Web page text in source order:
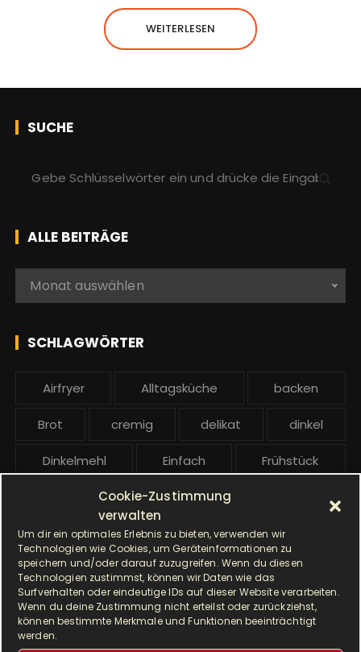
Cookie-Zustimmung
verwalten
Um dir ein optimales Erlebnis zu bieten, verwenden wir
Technologien wie Cookies, um Geräteinformationen zu
speichern und/oder darauf zuzugreifen. Wenn du diesen
Technologien zustimmst, können wir Daten wie das
Surfverhalten oder eindeutige IDs auf dieser Website verarbeiten.
Wenn du deine Zustimmung nicht erteilst oder zurückziehst,
können bestimmte Merkmale und Funktionen beeinträchtigt
werden.
WEITERLESEN
SUCHE
h
e
n
c
:
ALLE BEITRÄGE
e
g
Monat auswählen
SCHLAGWÖRTER
Airfryer Alltagsküche backen
Brot cremig delikat dinkel
Dinkelmehl Einfach Frühstück
gesund
Hauptgericht Hefe Hefeteig
HP5031 HP 5031
I Prep & Cook Gourmet kochen
Krups